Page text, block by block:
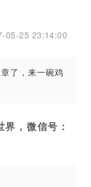
05-25 23:14:00
了，来一碗鸡
，微信号：